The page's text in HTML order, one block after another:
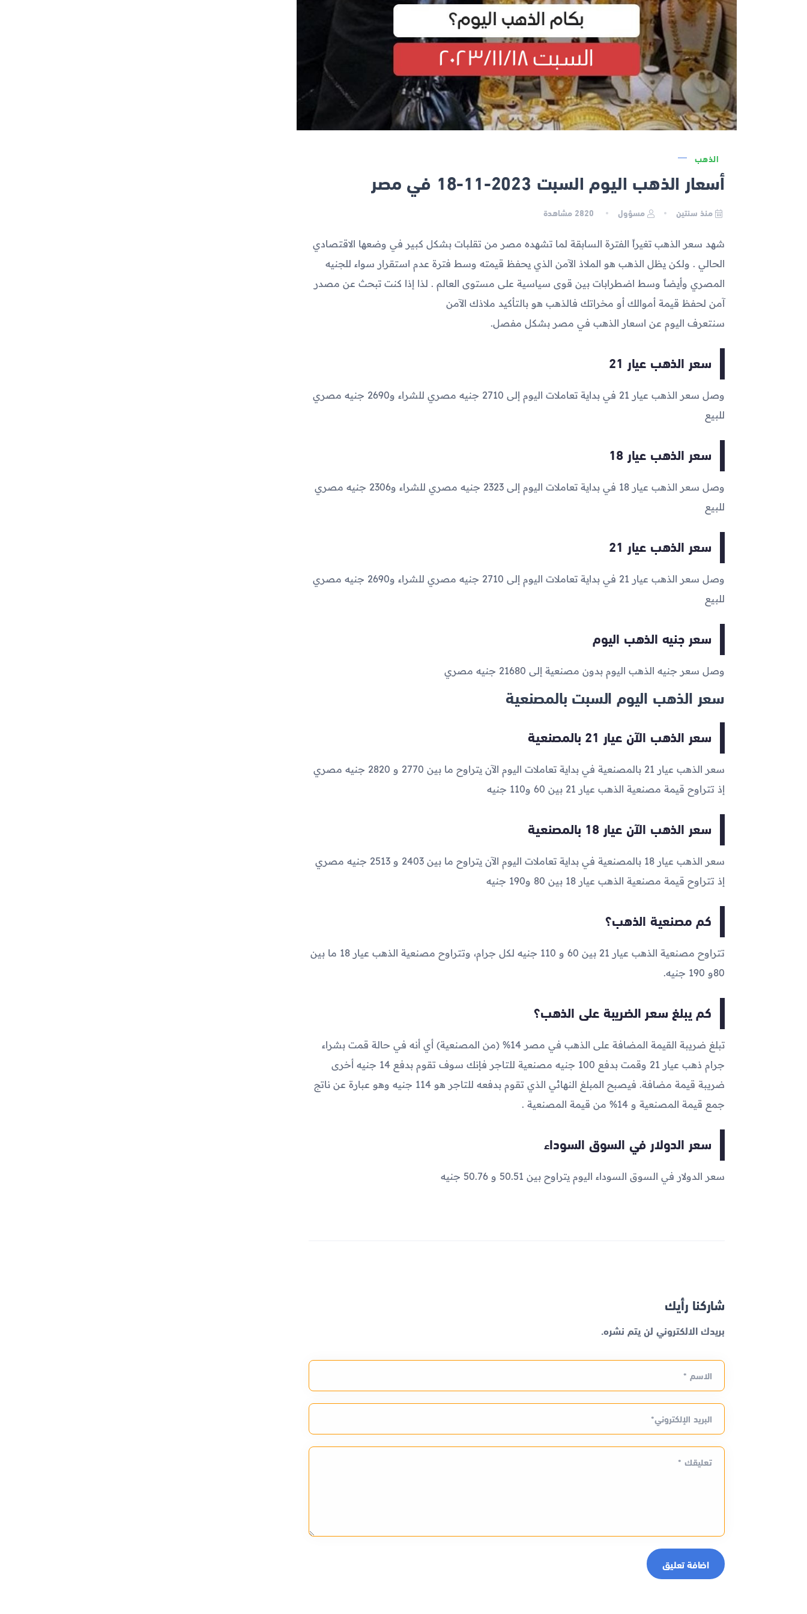
الذهب
أسعار الذهب اليوم السبت 2023-11-18 في مصر
منذ سنتين مسؤول مشاهدة
شهد سعر الذهب تغيراً الفترة السابقة لما تشهده مصر من تقلبات بشكل كبير في وضعها الاقتصادي
الحالي . ولكن يظل الذهب هو الملاذ الآمن الذي يحفظ قيمته وسط فترة عدم استقرار سواء للجنيه
المصري وأيضاً وسط اضطرابات بين قوى سياسية على مستوى العالم . لذا إذا كنت تبحث عن مصدر
آمن لحفظ قيمة أموالك أو مخراتك فالذهب هو بالتأكيد ملاذك الآمن
سنتعرف اليوم عن اسعار الذهب في مصر بشكل مفصل.
سعر الذهب عيار 21
وصل سعر الذهب عيار 21 في بداية تعاملات اليوم إلى 2710 جنيه مصري للشراء و2690 جنيه مصري
للبيع
سعر الذهب عيار 18
وصل سعر الذهب عيار 18 في بداية تعاملات اليوم إلى 2323 جنيه مصري للشراء و2306 جنيه مصري
للبيع
سعر الذهب عيار 21
وصل سعر الذهب عيار 21 في بداية تعاملات اليوم إلى 2710 جنيه مصري للشراء و2690 جنيه مصري
للبيع
سعر جنيه الذهب اليوم
وصل سعر جنيه الذهب اليوم بدون مصنعية إلى 21680 جنيه مصري
سعر الذهب اليوم السبت بالمصنعية
سعر الذهب الآن عيار 21 بالمصنعية
سعر الذهب عيار 21 بالمصنعية في بداية تعاملات اليوم الآن يتراوح ما بين 2770 و 2820 جنيه مصري
إذ تتراوح قيمة مصنعية الذهب عيار 21 بين 60 و110 جنيه
سعر الذهب الآن عيار 18 بالمصنعية
سعر الذهب عيار 18 بالمصنعية في بداية تعاملات اليوم الآن يتراوح ما بين 2403 و 2513 جنيه مصري
إذ تتراوح قيمة مصنعية الذهب عيار 18 بين 80 و190 جنيه
كم مصنعية الذهب؟
تتراوح مصنعية الذهب عيار 21 بين 60 و 110 جنيه لكل جرام، وتتراوح مصنعية الذهب عيار 18 ما بين
80و 190 جنيه.
كم يبلغ سعر الضريبة على الذهب؟
تبلغ ضريبة القيمة المضافة على الذهب في مصر 14% (من المصنعية) أي أنه في حالة قمت بشراء
جرام ذهب عيار 21 وقمت بدفع 100 جنيه مصنعية للتاجر فإنك سوف تقوم بدفع 14 جنيه أخرى
ضريبة قيمة مضافة. فيصبح المبلغ النهائي الذي تقوم بدفعه للتاجر هو 114 جنيه وهو عبارة عن ناتج
جمع قيمة المصنعية و 14% من قيمة المصنعية .
سعر الدولار في السوق السوداء
سعر الدولار في السوق السوداء اليوم يتراوح بين 50.51 و 50.76 جنيه
شاركنا رأيك
بريدك الالكتروني لن يتم نشره.
الاسم *
البريد الإلكتروني*
تعليقك *
اضافة تعليق